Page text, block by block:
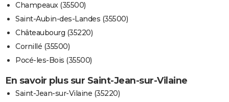
Champeaux (35500)
Saint-Aubin-des-Landes (35500)
Châteaubourg (35220)
Cornillé (35500)
Pocé-les-Bois (35500)
En savoir plus sur Saint-Jean-sur-Vilaine
Saint-Jean-sur-Vilaine (35220)